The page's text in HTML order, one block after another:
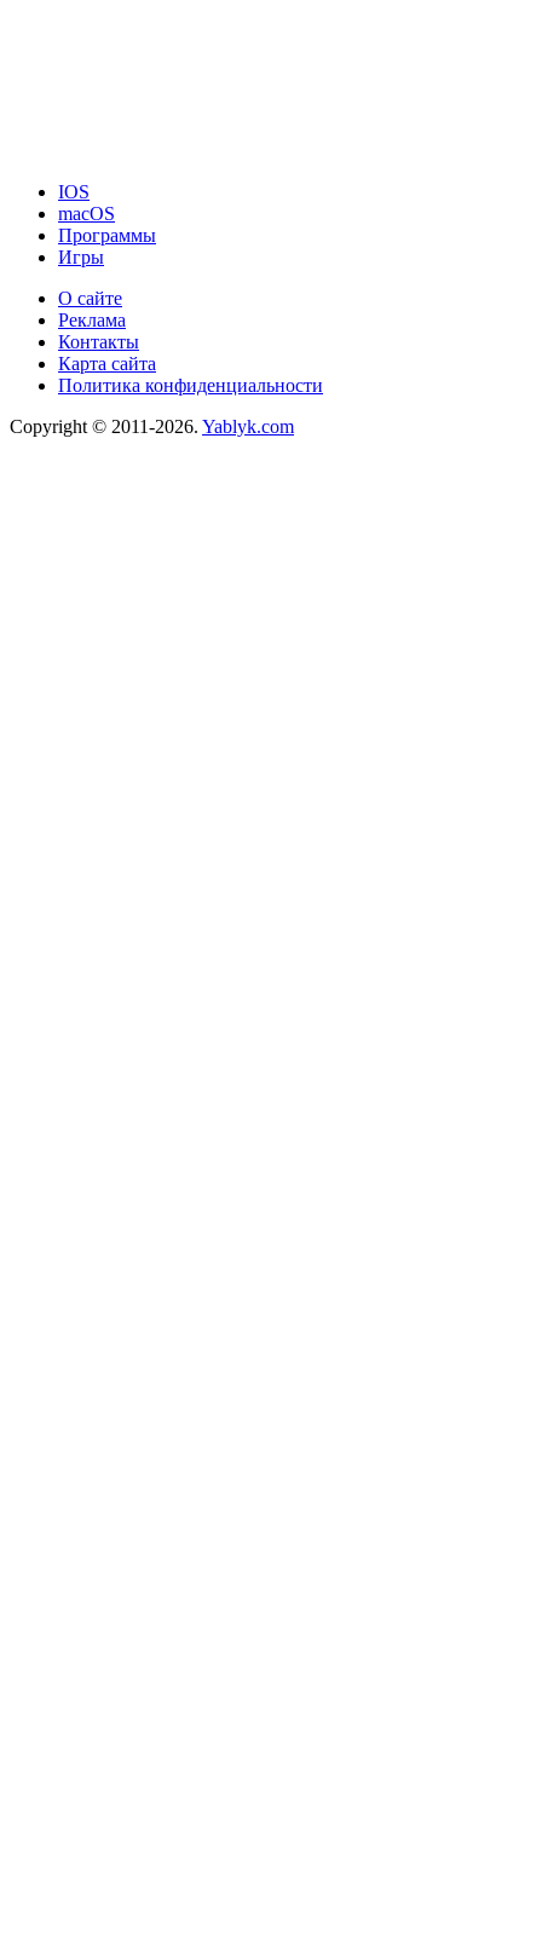
IOS
macOS
Программы
Игры
О сайте
Реклама
Контакты
Карта сайта
Политика конфиденциальности
Copyright © 2011-2026. Yablyk.сom